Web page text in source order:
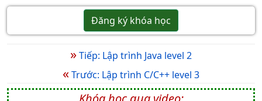
Đăng ký khóa học
»Tiếp: Lập trình Java level 2
«Trước: Lập trình C/C++ level 3